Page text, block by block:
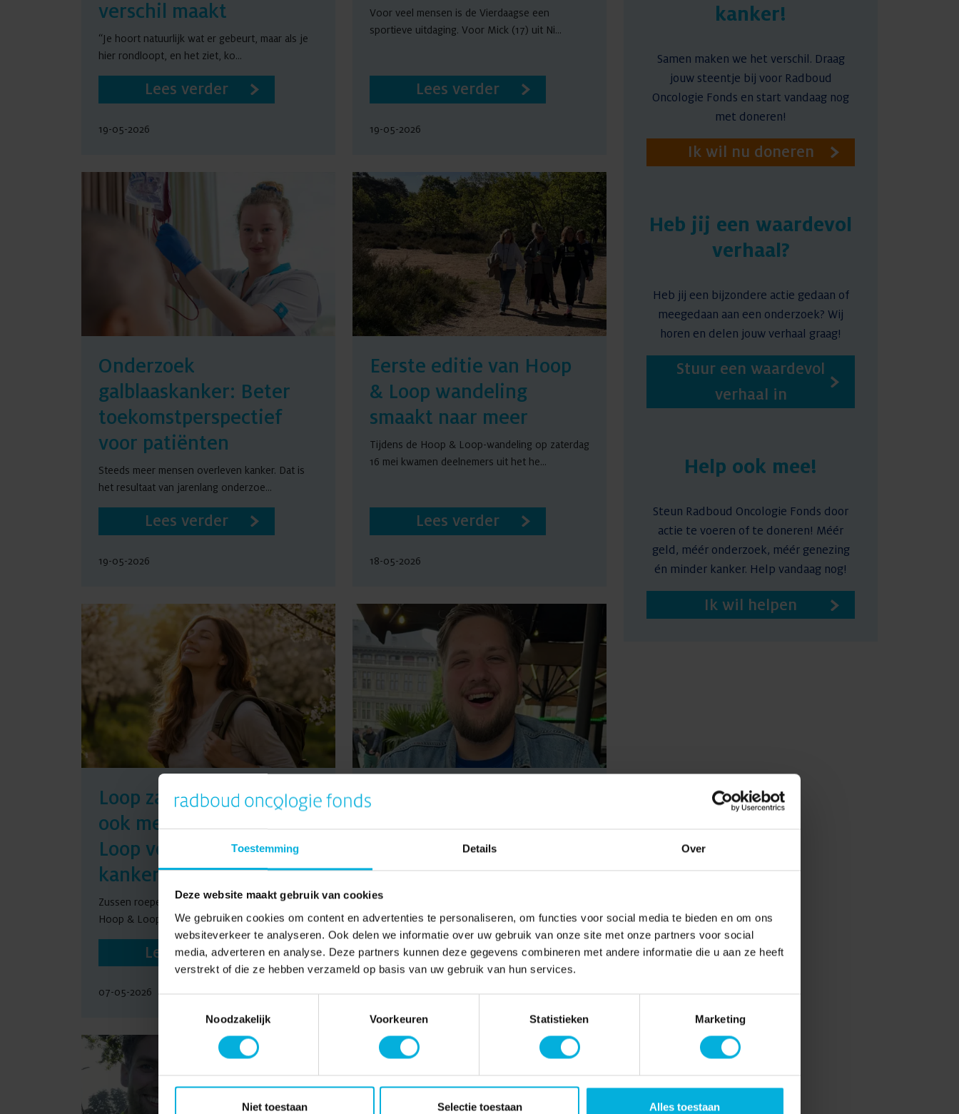
Toestemming Details Over
Deze website maakt gebruik van cookies
We gebruiken cookies om content en advertenties te personaliseren, om functies voor social media te bieden en om ons
websiteverkeer te analyseren. Ook delen we informatie over uw gebruik van onze site met onze partners voor social
media, adverteren en analyse. Deze partners kunnen deze gegevens combineren met andere informatie die u aan ze heeft
verstrekt of die ze hebben verzameld op basis van uw gebruik van hun services.
Noodzakelijk
Voorkeuren Statistieken Marketing
Niet toestaan Selectie toestaan Alles toestaan
verschil maakt
“Je hoort natuurlijk wat er gebeurt, maar als je
hier rondloopt, en het ziet, ko...
Lees verder
19-05-2026
Voor veel mensen is de Vierdaagse een
sportieve uitdaging. Voor Mick (17) uit Ni...
Lees verder
19-05-2026
Onderzoek
galblaaskanker: Beter
toekomst­perspectief
voor patiënten
Steeds meer mensen overleven kanker. Dat is
het resultaat van jarenlang onderzoe...
Lees verder
19-05-2026
Eerste editie van Hoop
& Loop wandeling
smaakt naar meer
Tijdens de Hoop & Loop-wandeling op zaterdag
16 mei kwamen deelnemers uit het he...
Lees verder
18-05-2026
Loop zaterdag 16 mei
ook mee met Hoop &
Loop voor
kankeronderzoek
Zussen roepen iedereen op: loop ook mee met
Hoop & Loop voor kankeronderzoek Ni...
Lees verder
07-05-2026
Tycho vertelt zijn
verhaal in Over Mijn Lijk
Ben je net lekker aan het leven. Hoor je dat je
dood gaat. Wat dan? De deelnemer...
Lees verder
15-04-2026
kanker!
Samen maken we het verschil. Draag
jouw steentje bij voor Radboud
Oncologie Fonds en start vandaag nog
met doneren!
Ik wil nu doneren
Heb jij een waardevol
verhaal?
Heb jij een bijzondere actie gedaan of
meegedaan aan een onderzoek? Wij
horen en delen jouw verhaal graag!
Stuur een waardevol
verhaal in
Help ook mee!
Steun Radboud Oncologie Fonds door
actie te voeren of te doneren! Méér
geld, méér onderzoek, méér genezing
én minder kanker. Help vandaag nog!
Ik wil helpen